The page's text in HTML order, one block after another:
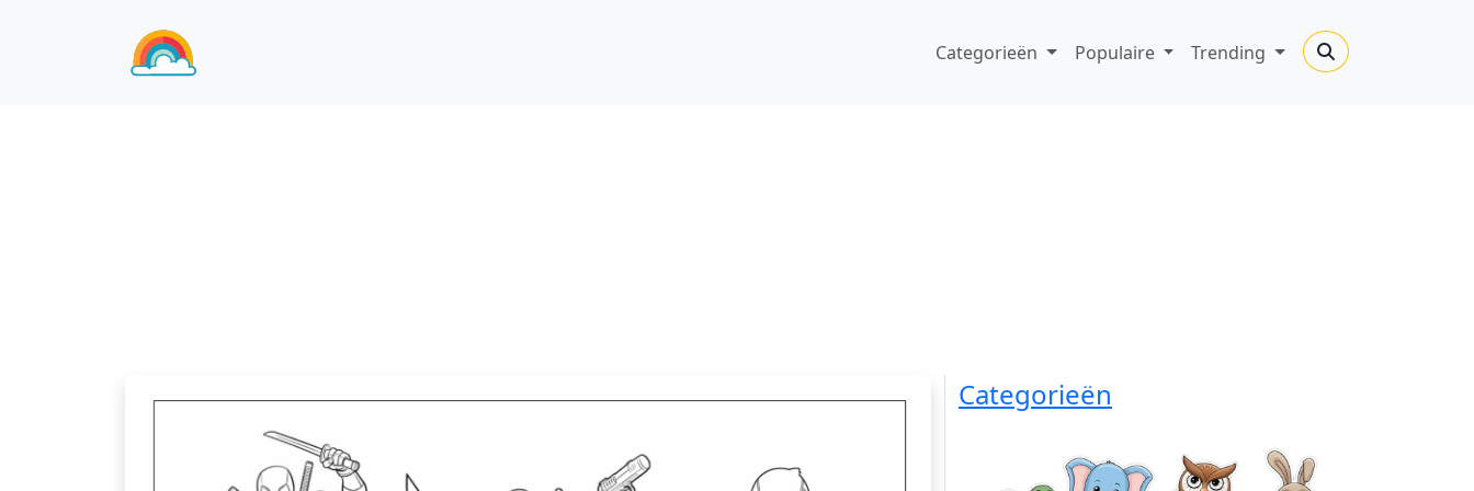
Categorieën Populaire Trending
Categorieën